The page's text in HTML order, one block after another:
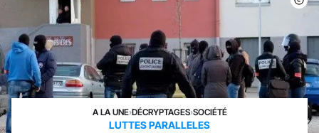
A LA UNE›DÉCRYPTAGES›SOCIÉTÉ
LUTTES PARALLELES